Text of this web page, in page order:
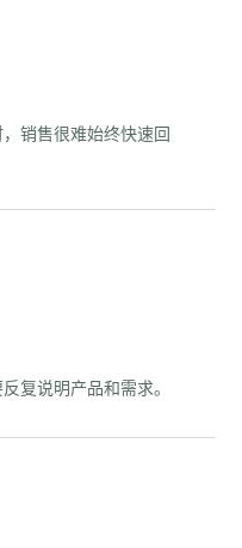
销售很难始终快速回
复说明产品和需求。